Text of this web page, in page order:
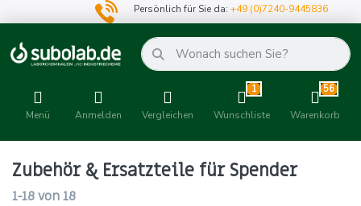
Persönlich für Sie da:+49 (0)7240-9445836
Menü Anmelden Vergleichen
1
Wunschliste
56
Warenkorb
Zubehör & Ersatzteile für Spender
1-18von18